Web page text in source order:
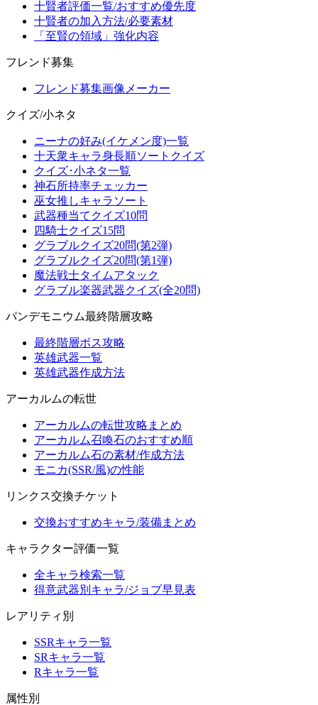
十賢者評価一覧/おすすめ優先度
十賢者の加入方法/必要素材
「至賢の領域」強化内容
フレンド募集
フレンド募集画像メーカー
クイズ/小ネタ
ニーナの好み(イケメン度)一覧
十天衆キャラ身長順ソートクイズ
クイズ･小ネタ一覧
神石所持率チェッカー
巫女推しキャラソート
武器種当てクイズ10問
四騎士クイズ15問
グラブルクイズ20問(第2弾)
グラブルクイズ20問(第1弾)
魔法戦士タイムアタック
グラブル楽器武器クイズ(全20問)
パンデモニウム最終階層攻略
最終階層ボス攻略
英雄武器一覧
英雄武器作成方法
アーカルムの転世
アーカルムの転世攻略まとめ
アーカルム召喚石のおすすめ順
アーカルム石の素材/作成方法
モニカ(SSR/風)の性能
リンクス交換チケット
交換おすすめキャラ/装備まとめ
キャラクター評価一覧
全キャラ検索一覧
得意武器別キャラ/ジョブ早見表
レアリティ別
SSRキャラ一覧
SRキャラ一覧
Rキャラ一覧
属性別